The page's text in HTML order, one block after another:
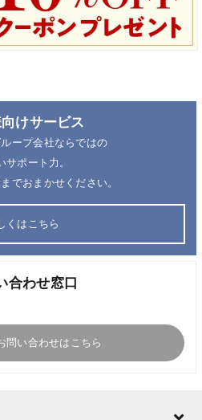
けサービス
ープ会社ならではの
サポート力。
でおまかせください。
くはこちら
合わせ窓口
問い合わせはこちら